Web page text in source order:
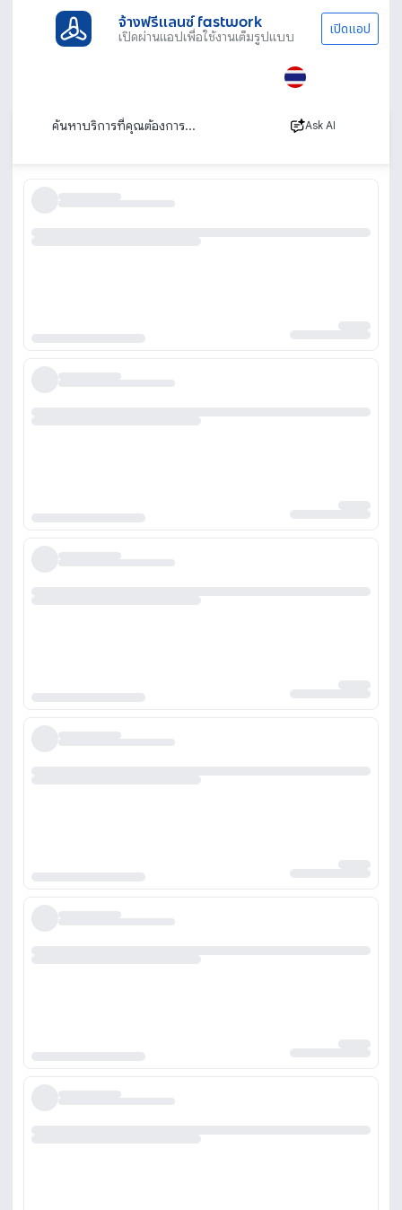
จ้างฟรีแลนซ์ fastwork
เปิดผ่านแอปเพื่อใช้งานเต็มรูปแบบ เปิดแอป
Ask AI
เช่ารถหาดใหญ่ ขับเอง รายวัน / รายเดือน
เรียงตาม